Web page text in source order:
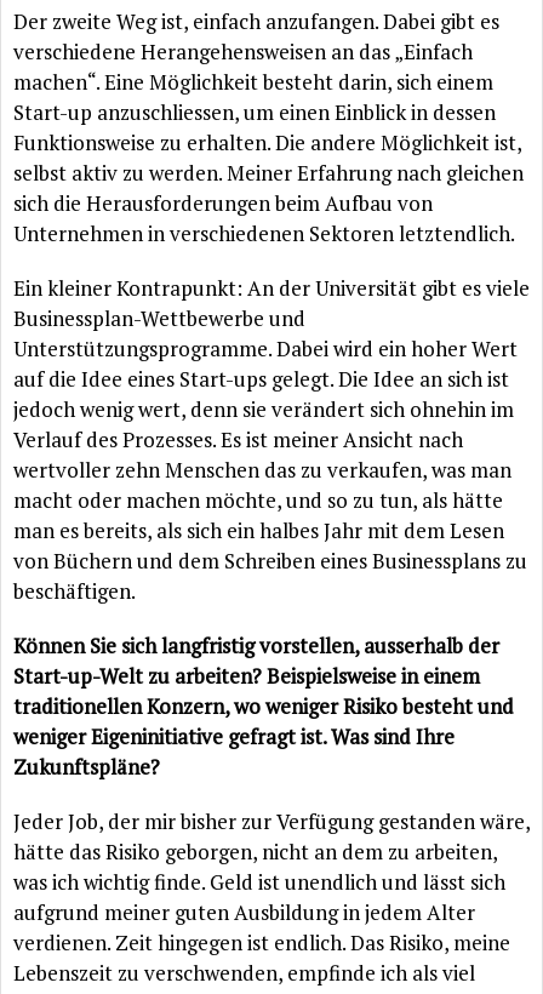
Der zweite Weg ist, einfach anzufangen. Dabei gibt es
verschiedene Herangehensweisen an das „Einfach
machen“. Eine Möglichkeit besteht darin, sich einem
Start-up anzuschliessen, um einen Einblick in dessen
Funktionsweise zu erhalten. Die andere Möglichkeit ist,
selbst aktiv zu werden. Meiner Erfahrung nach gleichen
sich die Herausforderungen beim Aufbau von
Unternehmen in verschiedenen Sektoren letztendlich.
Ein kleiner Kontrapunkt: An der Universität gibt es viele
Businessplan-Wettbewerbe und
Unterstützungsprogramme. Dabei wird ein hoher Wert
auf die Idee eines Start-ups gelegt. Die Idee an sich ist
jedoch wenig wert, denn sie verändert sich ohnehin im
Verlauf des Prozesses. Es ist meiner Ansicht nach
wertvoller zehn Menschen das zu verkaufen, was man
macht oder machen möchte, und so zu tun, als hätte
man es bereits, als sich ein halbes Jahr mit dem Lesen
von Büchern und dem Schreiben eines Businessplans zu
beschäftigen.
Können Sie sich langfristig vorstellen, ausserhalb der
Start-up-Welt zu arbeiten? Beispielsweise in einem
traditionellen Konzern, wo weniger Risiko besteht und
weniger Eigeninitiative gefragt ist. Was sind Ihre
Zukunftspläne?
Jeder Job, der mir bisher zur Verfügung gestanden wäre,
hätte das Risiko geborgen, nicht an dem zu arbeiten,
was ich wichtig finde. Geld ist unendlich und lässt sich
aufgrund meiner guten Ausbildung in jedem Alter
verdienen. Zeit hingegen ist endlich. Das Risiko, meine
Lebenszeit zu verschwenden, empfinde ich als viel